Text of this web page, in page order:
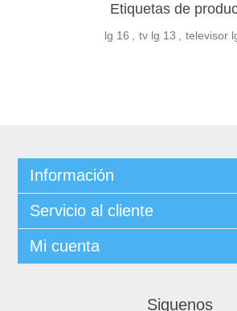
Etiquetas de
lg 16 , tv lg 13 , televisor
Información
Servicio al cliente
Mi cuenta
Siguenos